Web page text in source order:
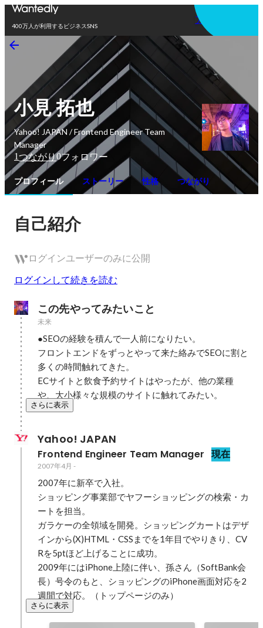
400万人が利用するビジネスSNS
アプリを使う
小見 拓也
Yahoo! JAPAN / Frontend Engineer Team
Manager
1つながり0フォロワー
プロフィール ストーリー 性格 つながり
自己紹介
ログインユーザーのみに公開
ログインして続きを読む
この先やってみたいこと
未来
●SEOの経験を積んで一人前になりたい。
フロントエンドをずっとやって来た絡みでSEOに割と
多くの時間触れてきた。
ECサイトと飲食予約サイトはやったが、他の業種
や、大小様々な規模のサイトに触れてみたい。
さらに表示
Yahoo! JAPAN
Frontend Engineer Team Manager 現在
2007年4月 -
2007年に新卒で入社。
ショッピング事業部でヤフーショッピングの検索・カ
ートを担当。
ガラケーの全領域を開発。ショッピングカートはデザ
インから(X)HTML・CSSまでを1年目でやりきり、CV
Rを5ptほど上げることに成功。
2009年にはiPhone上陸に伴い、孫さん（SoftBank会
長）号令のもと、ショッピングのiPhone画面対応を2
週間で対応。（トップページのみ）
さらに表示